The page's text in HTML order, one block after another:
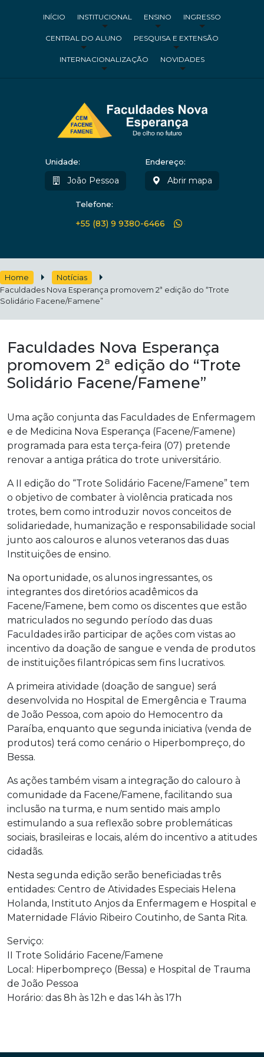
INÍCIO INSTITUCIONAL ENSINO INGRESSO
CENTRAL DO ALUNO PESQUISA E EXTENSÃO
INTERNACIONALIZAÇÃO NOVIDADES
Unidade:
João Pessoa
Endereço:
Abrir mapa
Telefone:
+55 (83) 9 9380-6466
Home
Notícias
Faculdades Nova Esperança promovem 2ª edição do “Trote
Solidário Facene/Famene”
Faculdades Nova Esperança
promovem 2ª edição do “Trote
Solidário Facene/Famene”
Uma ação conjunta das Faculdades de Enfermagem
e de Medicina Nova Esperança (Facene/Famene)
programada para esta terça-feira (07) pretende
renovar a antiga prática do trote universitário.
A II edição do “Trote Solidário Facene/Famene” tem
o objetivo de combater à violência praticada nos
trotes, bem como introduzir novos conceitos de
solidariedade, humanização e responsabilidade social
junto aos calouros e alunos veteranos das duas
Instituições de ensino.
Na oportunidade, os alunos ingressantes, os
integrantes dos diretórios acadêmicos da
Facene/Famene, bem como os discentes que estão
matriculados no segundo período das duas
Faculdades irão participar de ações com vistas ao
incentivo da doação de sangue e venda de produtos
de instituições filantrópicas sem fins lucrativos.
A primeira atividade (doação de sangue) será
desenvolvida no Hospital de Emergência e Trauma
de João Pessoa, com apoio do Hemocentro da
Paraíba, enquanto que segunda iniciativa (venda de
produtos) terá como cenário o Hiperbompreço, do
Bessa.
As ações também visam a integração do calouro à
comunidade da Facene/Famene, facilitando sua
inclusão na turma, e num sentido mais amplo
estimulando a sua reflexão sobre problemáticas
sociais, brasileiras e locais, além do incentivo a atitudes
cidadãs.
Nesta segunda edição serão beneficiadas três
entidades: Centro de Atividades Especiais Helena
Holanda, Instituto Anjos da Enfermagem e Hospital e
Maternidade Flávio Ribeiro Coutinho, de Santa Rita.
Serviço:
II Trote Solidário Facene/Famene
Local: Hiperbompreço (Bessa) e Hospital de Trauma
de João Pessoa
Horário: das 8h às 12h e das 14h às 17h